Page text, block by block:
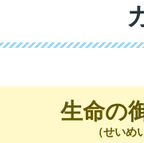
生命の
（せいめ